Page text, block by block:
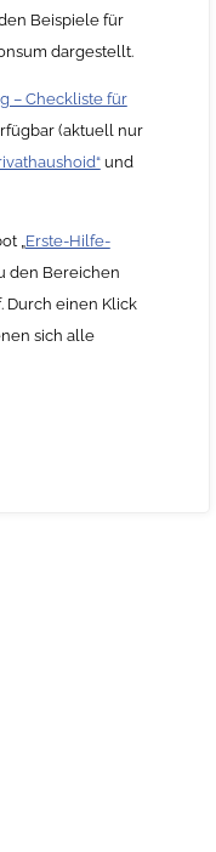
Beispiele für
dargestellt.
– Checkliste für
(aktuell nur
und
„Erste-Hilfe-
den Bereichen
Durch einen Klick
sich alle